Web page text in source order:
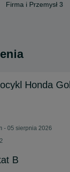
Firma i Przemysł 3
Honda
- 05 sierpnia 2026
Kierowca Międzynarodowy kat B